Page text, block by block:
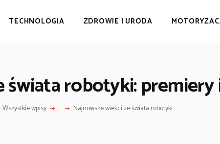
TECHNOLOGIA ZDROWIE I URODA
świata robotyki:
Wszystkie wpisy ... Najnowsze wieści ze świata robotyki...